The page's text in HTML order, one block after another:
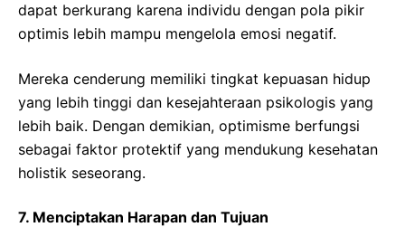
dapat berkurang karena individu dengan pola pikir
optimis lebih mampu mengelola emosi negatif.
Mereka cenderung memiliki tingkat kepuasan hidup
yang lebih tinggi dan kesejahteraan psikologis yang
lebih baik. Dengan demikian, optimisme berfungsi
sebagai faktor protektif yang mendukung kesehatan
holistik seseorang.
7. Menciptakan Harapan dan Tujuan